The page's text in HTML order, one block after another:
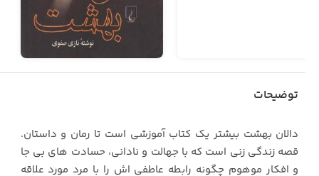
توضیحات
دالان بهشت بیشتر یک کتاب آموزشی است تا رمان و داستان.
قصه زندگی زنی است که با جهالت و نادانی، حسادت های بی جا
و افکار موهوم چگونه رابطه عاطفی اش را با مرد مورد علاقه